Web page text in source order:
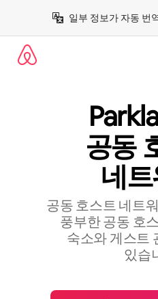
츠
일부 정보가 자동 번
공⁠동
네⁠
공동 호스트 네트
풍부한 공⁠동 호⁠
숙⁠소⁠와 게⁠스⁠트
있⁠습⁠